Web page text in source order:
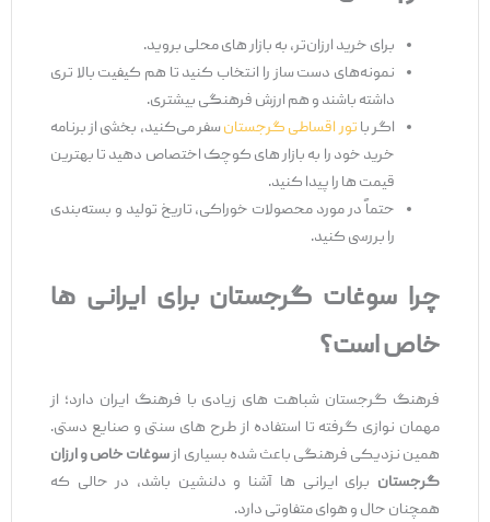
برای خرید ارزان‌تر، به بازار های محلی بروید.
نمونه‌های دست ‌ساز را انتخاب کنید تا هم کیفیت بالا تری
داشته باشند و هم ارزش فرهنگی بیشتری.
اگر باتور اقساطی گرجستانسفر می‌کنید، بخشی از برنامه
خرید خود را به بازار های کوچک اختصاص دهید تا بهترین
قیمت ‌ها را پیدا کنید.
حتماً در مورد محصولات خوراکی، تاریخ تولید و بسته‌بندی
را بررسی کنید.
چرا سوغات گرجستان برای ایرانی‌
ها
خاص است؟
فرهنگ گرجستان شباهت ‌های زیادی با فرهنگ ایران دارد؛ از
مهمان ‌نوازی گرفته تا استفاده از طرح ‌های سنتی و صنایع ‌دستی.
همین نزدیکی فرهنگی باعث شده بسیاری از سوغات خاص و ارزان
گرجستانبرای ایرانی ‌ها آشنا و دلنشین باشد، در حالی که
همچنان حال و هوای متفاوتی دارد.